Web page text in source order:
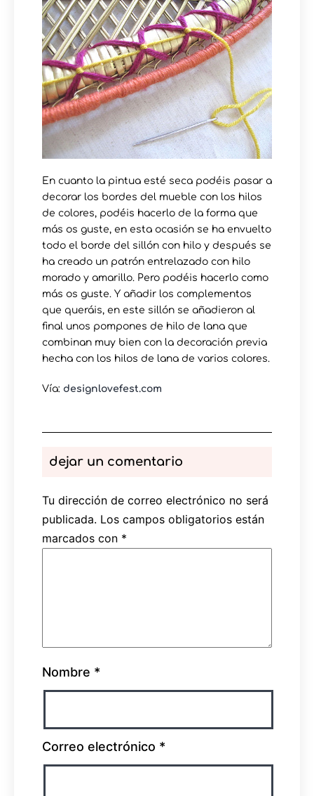
En cuanto la pintua esté seca podéis pasar a
decorar los bordes del mueble con los hilos
de colores, podéis hacerlo de la forma que
más os guste, en esta ocasión se ha envuelto
todo el borde del sillón con hilo y después se
ha creado un patrón entrelazado con hilo
morado y amarillo. Pero podéis hacerlo como
más os guste. Y añadir los complementos
que queráis, en este sillón se añadieron al
final unos pompones de hilo de lana que
combinan muy bien con la decoración previa
hecha con los hilos de lana de varios colores.
Vía: designlovefest.com
dejar un comentario
Tu dirección de correo electrónico no será
publicada. Los campos obligatorios están
marcados con *
Nombre *
Correo electrónico *